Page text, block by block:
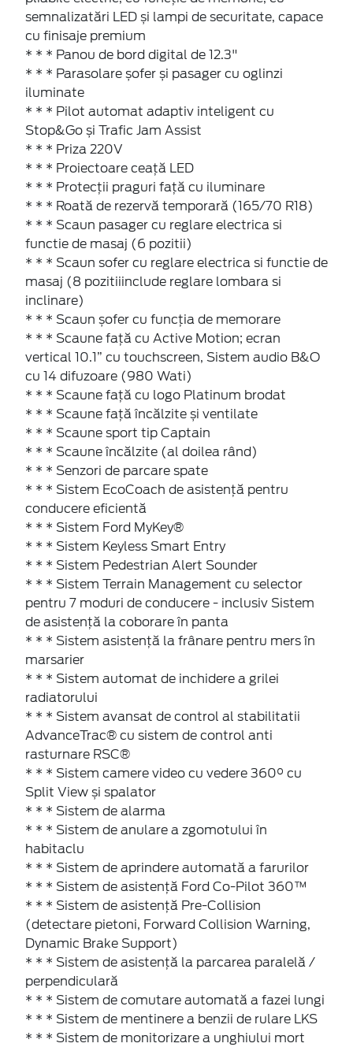
semnalizatări LED și lampi de securitate, capace
cu finisaje premium
* * * Panou de bord digital de 12.3"
* * * Parasolare șofer și pasager cu oglinzi
iluminate
* * * Pilot automat adaptiv inteligent cu
Stop&Go și Trafic Jam Assist
* * * Priza 220V
* * * Proiectoare ceaţă LED
* * * Protecţii praguri față cu iluminare
* * * Roată de rezervă temporară (165/70 R18)
* * * Scaun pasager cu reglare electrica si
functie de masaj (6 pozitii)
* * * Scaun sofer cu reglare electrica si functie de
masaj (8 pozitiiinclude reglare lombara si
inclinare)
* * * Scaun șofer cu funcţia de memorare
* * * Scaune față cu Active Motion; ecran
vertical 10.1” cu touchscreen, Sistem audio B&O
cu 14 difuzoare (980 Wati)
* * * Scaune față cu logo Platinum brodat
* * * Scaune față încălzite și ventilate
* * * Scaune sport tip Captain
* * * Scaune încălzite (al doilea rând)
* * * Senzori de parcare spate
* * * Sistem EcoCoach de asistență pentru
conducere eficientă
* * * Sistem Ford MyKey®
* * * Sistem Keyless Smart Entry
* * * Sistem Pedestrian Alert Sounder
* * * Sistem Terrain Management cu selector
pentru 7 moduri de conducere - inclusiv Sistem
de asistență la coborare în panta
* * * Sistem asistență la frânare pentru mers în
marsarier
* * * Sistem automat de inchidere a grilei
radiatorului
* * * Sistem avansat de control al stabilitatii
AdvanceTrac® cu sistem de control anti
rasturnare RSC®
* * * Sistem camere video cu vedere 360° cu
Split View și spalator
* * * Sistem de alarma
* * * Sistem de anulare a zgomotului în
habitaclu
* * * Sistem de aprindere automată a farurilor
* * * Sistem de asistență Ford Co-Pilot 360™
* * * Sistem de asistență Pre-Collision
(detectare pietoni, Forward Collision Warning,
Dynamic Brake Support)
* * * Sistem de asistență la parcarea paralelă /
perpendiculară
* * * Sistem de comutare automată a fazei lungi
* * * Sistem de mentinere a benzii de rulare LKS
* * * Sistem de monitorizare a unghiului mort